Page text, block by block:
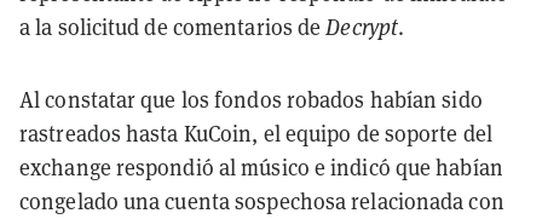
a la solicitud de comentarios deDecrypt.
Al constatar que los fondos robados habían sido
rastreados hasta KuCoin, el equipo de soporte del
exchange respondió al músico e indicó que habían
congelado una cuenta sospechosa relacionada con